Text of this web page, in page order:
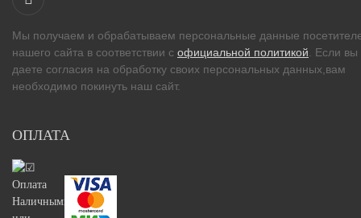
Мы получаем и обрабатываем персональные данные
нашего сайта в соответствии с официальной политикой. Если вы
даете согласия на обработку своих персональных данных,вам
необходимо покинуть наш сайт.
ОПЛАТА